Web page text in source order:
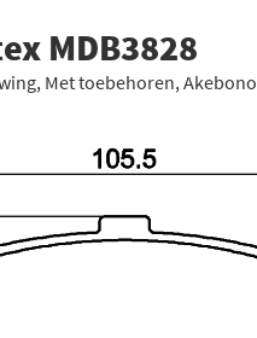
MDB3828
Met toebehoren, Akebono